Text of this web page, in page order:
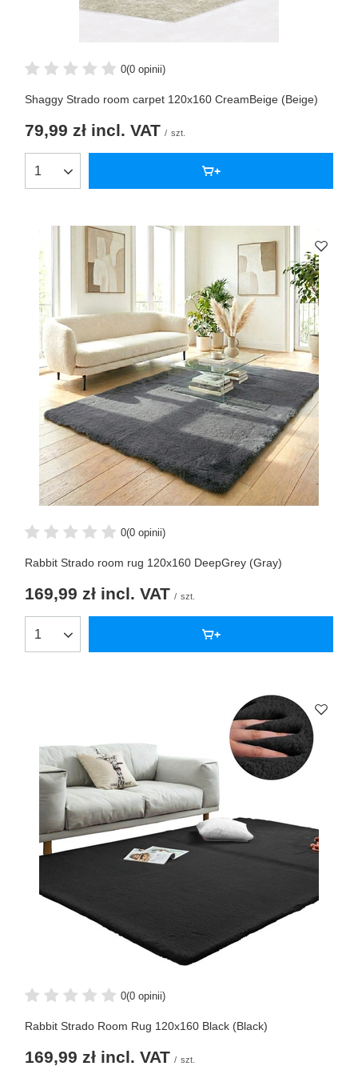
0(0 opinii)
Shaggy Strado room carpet 120x160 CreamBeige (Beige)
79,99 zł incl. VAT / szt.
0(0 opinii)
Rabbit Strado room rug 120x160 DeepGrey (Gray)
169,99 zł incl. VAT / szt.
0(0 opinii)
Rabbit Strado Room Rug 120x160 Black (Black)
169,99 zł incl. VAT / szt.